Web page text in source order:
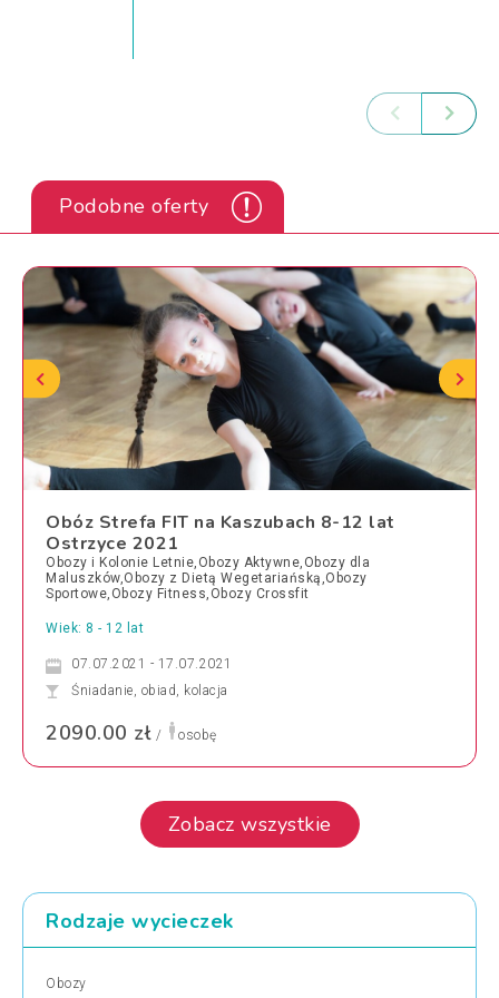
Podobne oferty
Obóz Strefa FIT na Kaszubach 8-12 lat
Ostrzyce 2021
Obozy i Kolonie Letnie,Obozy Aktywne,Obozy dla
Maluszków,Obozy z Dietą Wegetariańską,Obozy
Sportowe,Obozy Fitness,Obozy Crossfit
Wiek: 8 - 12 lat
07.07.2021 - 17.07.2021
Śniadanie, obiad, kolacja
2090.00 zł / osobę
Zobacz wszystkie
Rodzaje wycieczek
Obozy